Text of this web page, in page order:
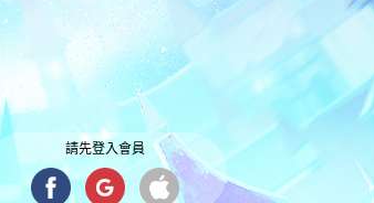
請先登入會員